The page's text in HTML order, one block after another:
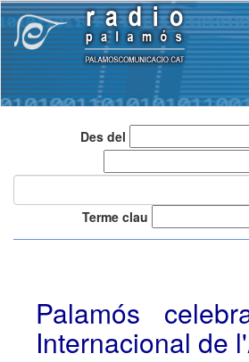
Des del
Terme clau
Palamós
Internacional de